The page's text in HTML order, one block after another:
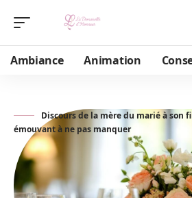
Ambiance Animation
Discours de la mère du marié à son
émouvant à ne pas manquer